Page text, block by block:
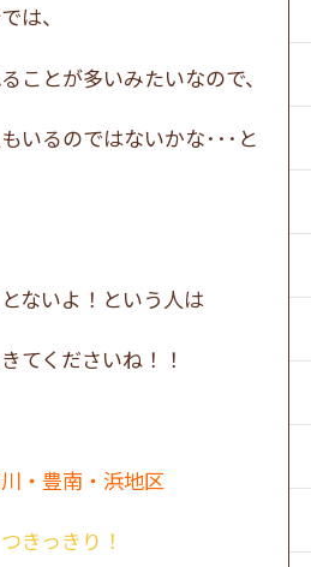
は、
ことが多いみたいなので、
いるのではないかな･･･と
ないよ！という人は
てくださいね！！
・豊南・浜地区
きっきり！